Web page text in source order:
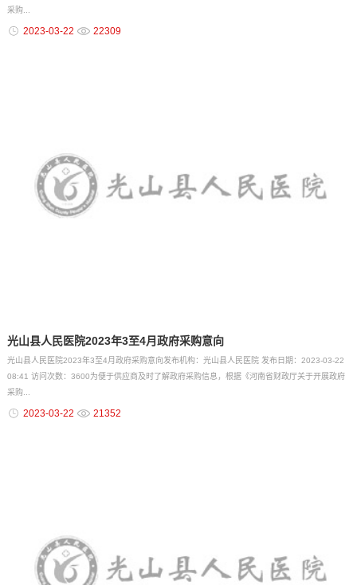
采购...
2023-03-22 22309
光山县人民医院2023年3至4月政府采购意向
光山县人民医院2023年3至4月政府采购意向发布机构：光山县人民医院 发布日期：2023-03-22
08:41 访问次数：3600为便于供应商及时了解政府采购信息，根据《河南省财政厅关于开展政府
采购...
2023-03-22 21352